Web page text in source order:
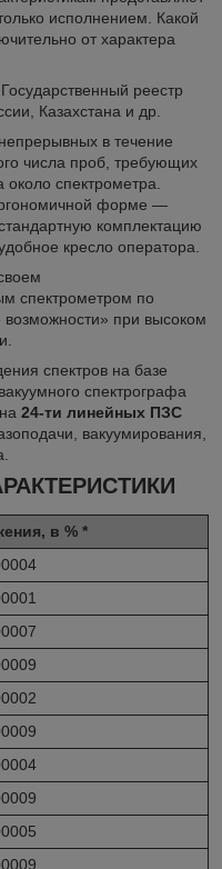
исполнением. Какой
от характера
реестр
Казахстана и др.
в течение
числа проб, требующих
около спектрометра.
форме —
комплектацию
кресло оператора.
спектрометром по
при высоком
спектров на базе
спектрографа
24-ти линейных ПЗС
вакуумирования,
в % *